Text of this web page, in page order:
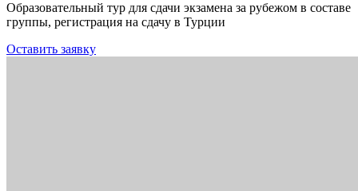
Образовательный тур для сдачи экзамена за рубежом в составе
группы, регистрация на сдачу в Турции
Оставить заявку